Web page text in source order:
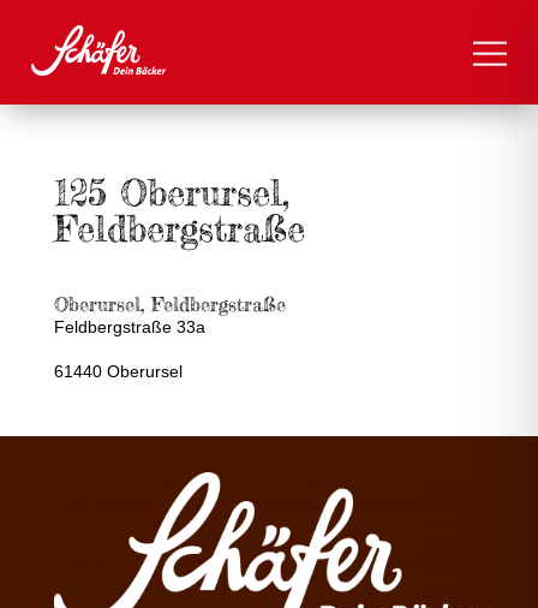
125 Oberursel,
Feldbergstraße
Oberursel, Feldbergstraße
Feldbergstraße 33a
61440 Oberursel